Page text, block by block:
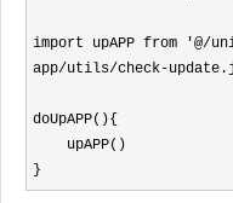
import upAPP from
'@/
app/utils/check-
doUpAPP(){
}